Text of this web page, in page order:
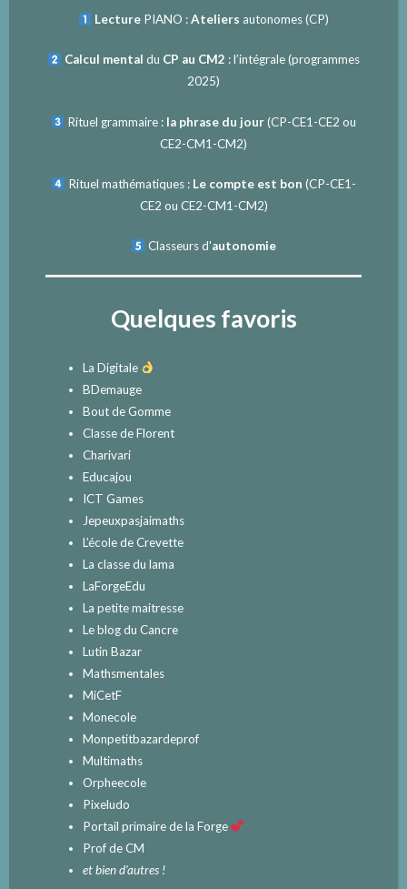
Lecture PIANO :Ateliers autonomes (CP)
Calcul mental du CP au CM2 : l’intégrale (programmes
2025)
Rituel grammaire : la phrase du jour(CP-CE1-CE2 ou
CE2-CM1-CM2)
Rituel mathématiques : Le compte est bon (CP-CE1-
CE2 ou CE2-CM1-CM2)
Classeurs d'autonomie
Quelques favoris
La Digitale
BDemauge
Bout de Gomme
Classe de Florent
Charivari
Educajou
ICT Games
Jepeuxpasjaimaths
L’école de Crevette
La classe du lama
LaForgeEdu
La petite maitresse
Le blog du Cancre
Lutin Bazar
Mathsmentales
MiCetF
Monecole
Monpetitbazardeprof
Multimaths
Orpheecole
Pixeludo
Portail primaire de la Forge
Prof de CM
et bien d'autres !